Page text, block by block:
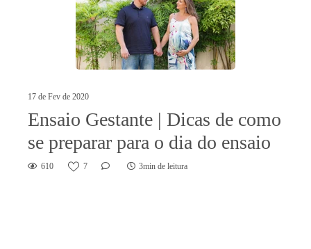
17 de Fev de 2020
Ensaio Gestante | Dicas de como
se preparar para o dia do ensaio
610 7 3min de leitura